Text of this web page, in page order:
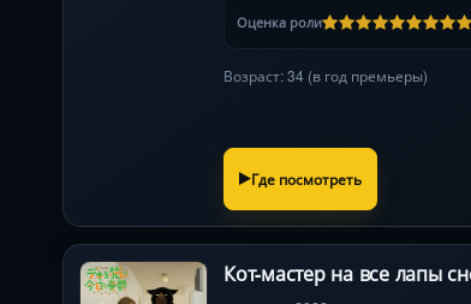
Оценка роли
Возраст: 34 (в год премьеры)
Где посмотреть
Кот-мастер на все лапы